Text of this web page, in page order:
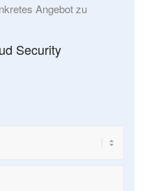
Angebot zu
Security